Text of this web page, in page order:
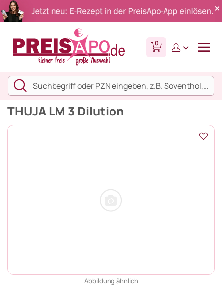
0
THUJA LM 3 Dilution
Abbildung ähnlich